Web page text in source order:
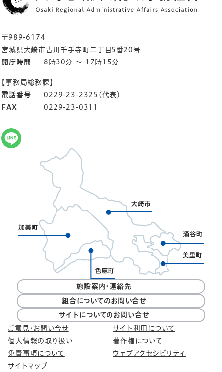
〒989-6174
宮城県大崎市古川千手寺町二丁目5番20号
開庁時間
8時30分 ～ 17時15分
【事務局総務課】
電話番号
0229-23-2325（代表）
FAX
0229-23-0311
施設案内・連絡先
組合についてのお問い合せ
サイトについてのお問い合せ
ご意見・お問い合せ
サイト利用について
個人情報の取り扱い
著作権について
免責事項について
ウェブアクセシビリティ
サイトマップ